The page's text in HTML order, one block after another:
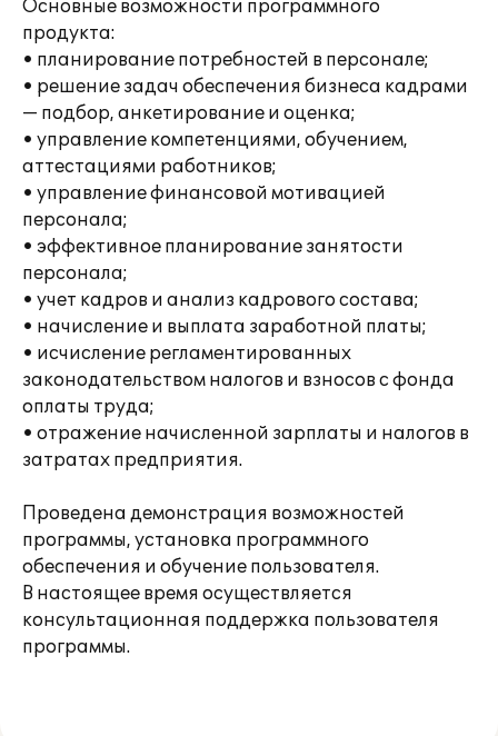
Основные возможности программного
продукта:
• планирование потребностей в персонале;
• решение задач обеспечения бизнеса кадрами
— подбор, анкетирование и оценка;
• управление компетенциями, обучением,
аттестациями работников;
• управление финансовой мотивацией
персонала;
• эффективное планирование занятости
персонала;
• учет кадров и анализ кадрового состава;
• начисление и выплата заработной платы;
• исчисление регламентированных
законодательством налогов и взносов с фонда
оплаты труда;
• отражение начисленной зарплаты и налогов в
затратах предприятия.
Проведена демонстрация возможностей
программы, установка программного
обеспечения и обучение пользователя.
В настоящее время осуществляется
консультационная поддержка пользователя
программы.